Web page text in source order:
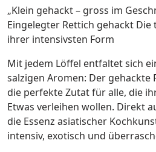
„Klein gehackt – gross im
Eingelegter Rettich gehackt Die
ihrer intensivsten Form
Mit jedem Löffel entfaltet sich
salzigen Aromen: Der gehackte
die perfekte Zutat für alle, die
Etwas verleihen wollen. Direkt
die Essenz asiatischer
intensiv, exotisch und